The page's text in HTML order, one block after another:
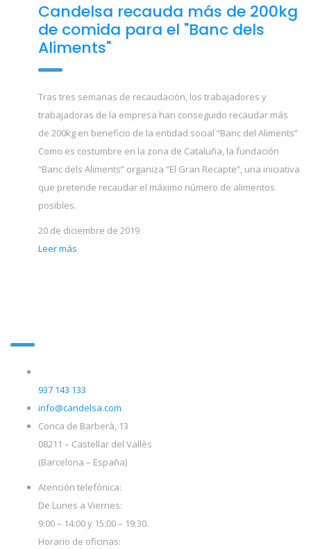
Candelsa recauda más de 200kg
de comida para el "Banc dels
Aliments"
Tras tres semanas de recaudación, los trabajadores y
trabajadoras de la empresa han conseguido recaudar más
de 200kg en beneficio de la entidad social “Banc del Aliments”
Como es costumbre en la zona de Cataluña, la fundación
“Banc dels Aliments” organiza “El Gran Recapte”, una iniciativa
que pretende recaudar el máximo número de alimentos
posibles.
20 de diciembre de 2019
Leer más
937 143 133
info@candelsa.com
Conca de Barberà, 13
08211 – Castellar del Vallès
(Barcelona – España)
Atención telefónica:
De Lunes a Viernes:
9:00 – 14:00 y 15:00 – 19:30.
Horario de oficinas: